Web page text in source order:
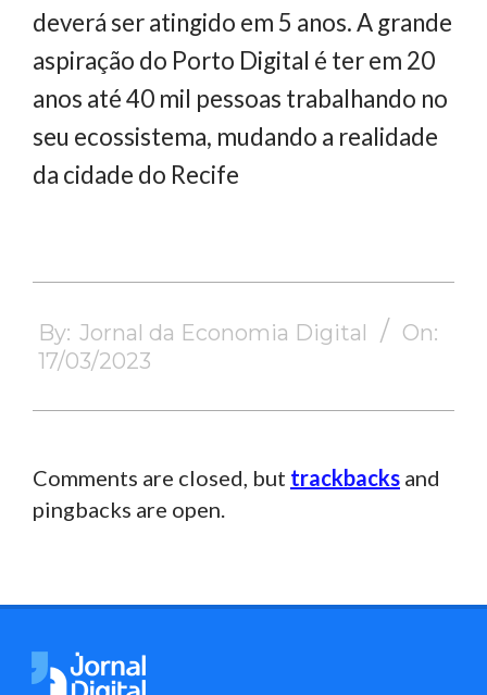
deverá ser atingido em 5 anos. A grande
aspiração do Porto Digital é ter em 20
anos até 40 mil pessoas trabalhando no
seu ecossistema, mudando a realidade
da cidade do Recife
03-
17
By: Jornal da Economia Digital
On:
17/03/2023
Comments are closed, but trackbacks and
pingbacks are open.